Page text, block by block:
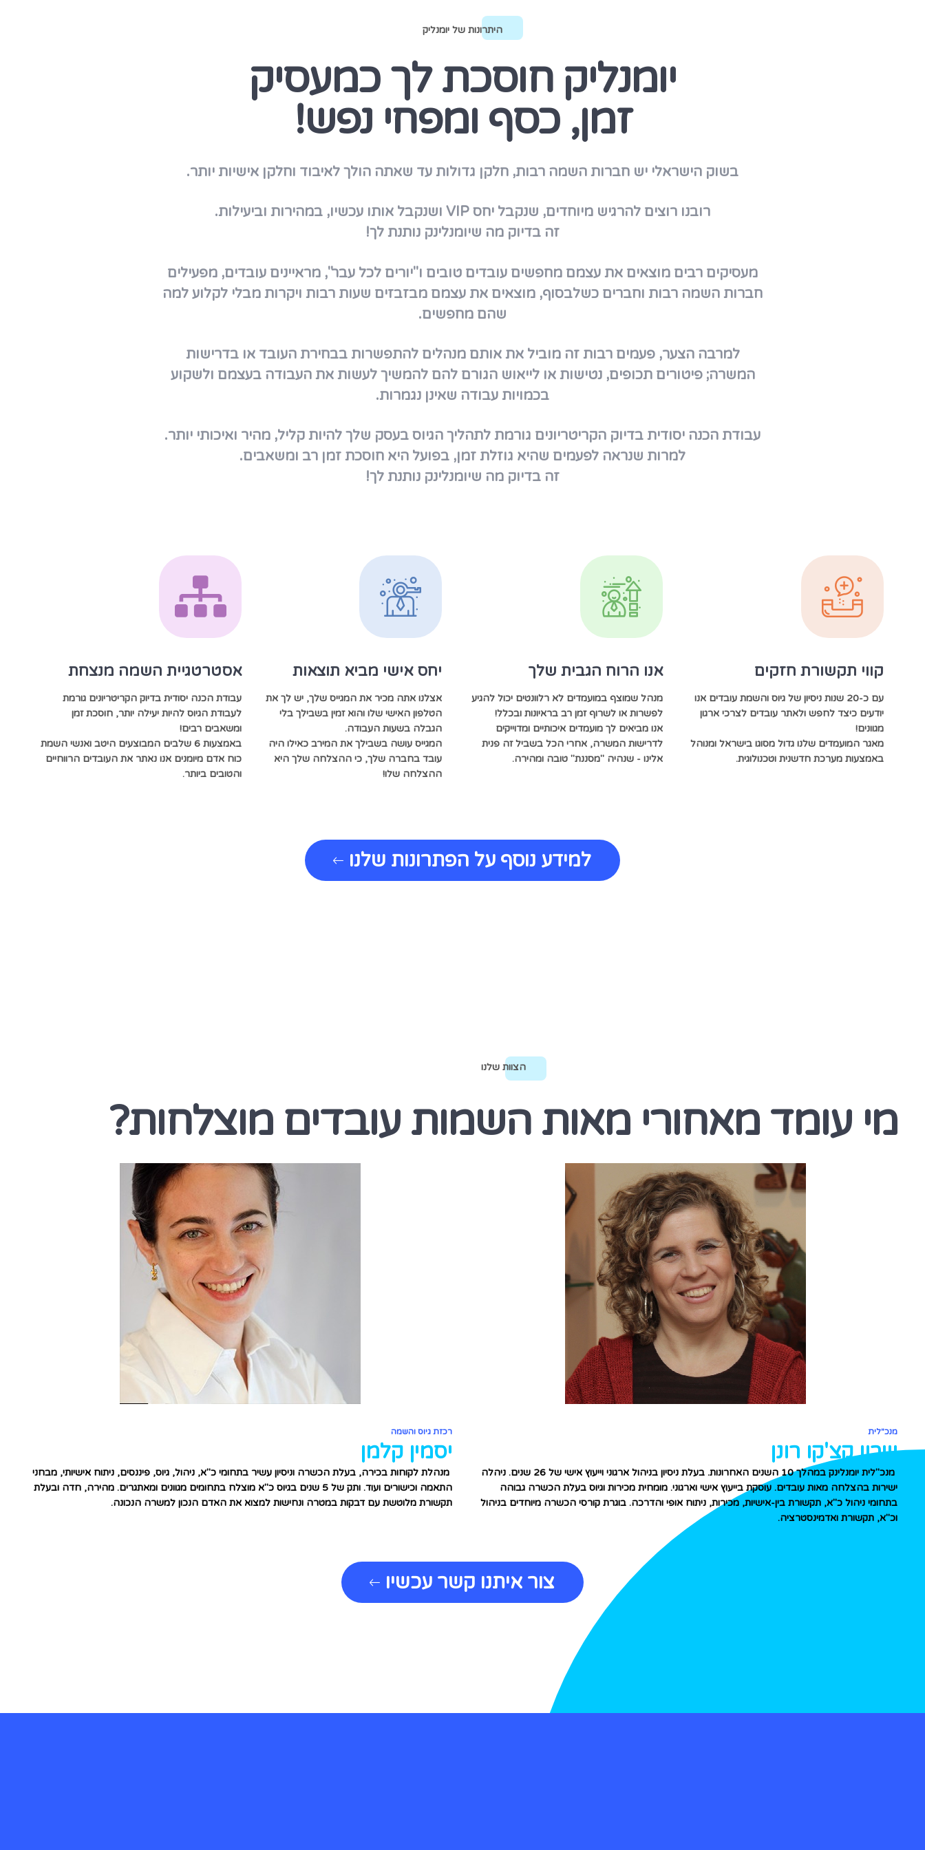
יומנליק חוסכת לך כמעסיק
זמן, כסף ומפחי נפש!
היתרונות של יומנליק
בשוק הישראלי יש חברות השמה רבות, חלקן גדולות עד שאתה הולך לאיבוד וחלקן אישיות יותר.
רובנו רוצים להרגיש מיוחדים, שנקבל יחס VIP ושנקבל אותו עכשיו, במהירות וביעילות.
זה בדיוק מה שיומנלינק נותנת לך!
מעסיקים רבים מוצאים את עצמם מחפשים עובדים טובים ו"יורים לכל עבר", מראיינים עובדים, מפעילים
חברות השמה רבות וחברים כשלבסוף, מוצאים את עצמם מבזבזים שעות רבות ויקרות מבלי לקלוע למה
שהם מחפשים.
למרבה הצער, פעמים רבות זה מוביל את אותם מנהלים להתפשרות בבחירת העובד או בדרישות
המשרה; פיטורים תכופים, נטישות או לייאוש הגורם להם להמשיך לעשות את העבודה בעצמם ולשקוע
בכמויות עבודה שאינן נגמרות.
עבודת הכנה יסודית בדיוק הקריטריונים גורמת לתהליך הגיוס בעסק שלך להיות קליל, מהיר ואיכותי יותר.
למרות שנראה לפעמים שהיא גוזלת זמן, בפועל היא חוסכת זמן רב ומשאבים.
זה בדיוק מה שיומנלינק נותנת לך!
קווי תקשורת חזקים
עם כ-20 שנות ניסיון של גיוס והשמת עובדים אנו
יודעים כיצד לחפש ולאתר עובדים לצרכי ארגון
מגוונים!
מאגר המועמדים שלנו גדול מסוגו בישראל ומנוהל
באמצעות מערכת חדשנית וטכנולוגית.
אנו הרוח הגבית שלך
מנהל שמוצף במועמדים לא רלוונטים יכול להגיע
לפשרות או לשרוף זמן רב בראיונות ובכלל!
אנו מביאים לך מועמדים איכותיים ומדוייקים
לדרישות המשרה, אחרי הכל בשביל זה פנית
אלינו - שנהיה "מסננת" טובה ומהירה.
יחס אישי מביא תוצאות
אצלנו אתה מכיר את המגייס שלך, יש לך את
הטלפון האישי שלו והוא זמין בשבילך בלי
הגבלה בשעות העבודה.
המגייס עושה בשבילך את המירב כאילו היה
עובד בחברה שלך, כי ההצלחה שלך היא
ההצלחה שלו!
אסטרטגיית השמה מנצחת
עבודת הכנה יסודית בדיוק הקריטריונים גורמת
לעבודת הגיוס להיות יעילה יותר, חוסכת זמן
ומשאבים רבים!
באמצעות 6 שלבים המבוצעים היטב ואנשי השמת
כוח אדם מיומנים אנו נאתר את העובדים הרווחיים
והטובים ביותר.
למידע נוסף על הפתרונות שלנו
מי עומד מאחורי מאות השמות עובדים מוצלחות?
הצוות שלנו
מנכ"לית
שרון קצ'קו רונן
מנכ"לית יומנלינק במהלך 10 השנים האחרונות. בעלת ניסיון בניהול ארגוני וייעוץ אישי של 26 שנים. ניהלה
ישירות בהצלחה מאות עובדים. עוסקת בייעוץ אישי וארגוני. מומחית מכירות וגיוס בעלת הכשרה גבוהה
בתחומי ניהול כ"א, תקשורת בין-אישיות, מכירות, ניתוח אופי והדרכה. בוגרת קורסי הכשרה מיוחדים בניהול
וכ"א, תקשורת ואדמינסטרציה.
רכזת גיוס והשמה
יסמין קלמן
מנהלת לקוחות בכירה, בעלת הכשרה וניסיון עשיר בתחומי כ"א, ניהול, גיוס, פיננסים, ניתוח אישיותי, מבחני
התאמה וכישורים ועוד. ותק של 5 שנים בגיוס כ"א מוצלח בתחומים מגוונים ומאתגרים. מהירה, חדה ובעלת
תקשורת מלוטשת עם דבקות במטרה ונחישות למצוא את האדם הנכון למשרה הנכונה.
צור איתנו קשר עכשיו